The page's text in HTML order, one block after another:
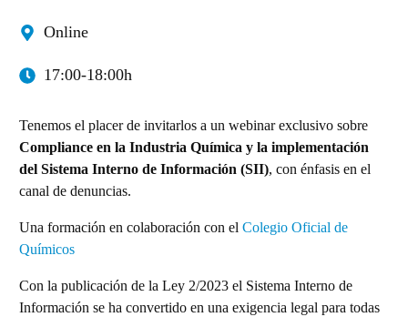
Online
17:00-18:00h
Tenemos el placer de invitarlos a un webinar exclusivo sobre
Compliance en la Industria Química y la implementación
del Sistema Interno de Información (SII), con énfasis en el
canal de denuncias.
Una formación en colaboración con el Colegio Oficial de
Químicos
Con la publicación de la Ley 2/2023 el Sistema Interno de
Información se ha convertido en una exigencia legal para todas